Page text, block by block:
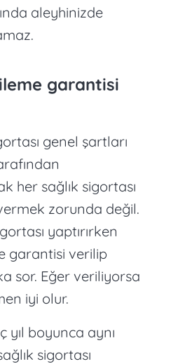
aleyhinizde
garantisi
genel şartları
her sağlık sigortası
zorunda değil.
yaptırırken
garantisi verilip
sor. Eğer veriliyorsa
iyi olur.
yıl boyunca aynı
sigortası